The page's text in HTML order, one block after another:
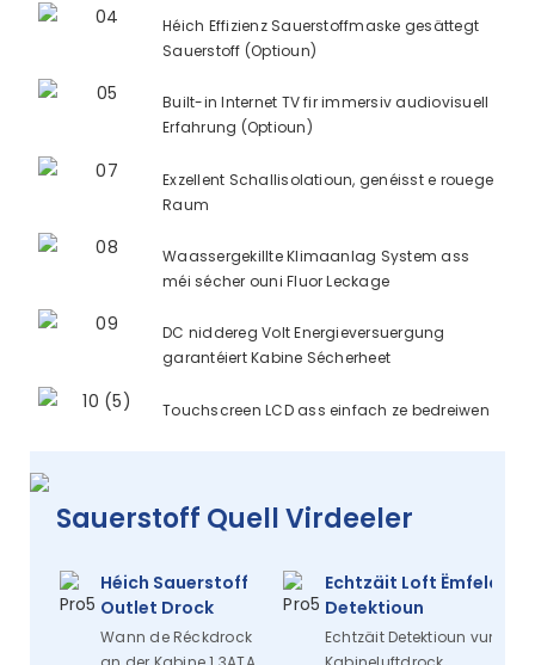
Héich Effizienz Sauerstoffmaske gesättegt
Sauerstoff (Optioun)
Built-in Internet TV fir immersiv audiovisuell
Erfahrung (Optioun)
Exzellent Schallisolatioun, genéisst e rouege
Raum
Waassergekillte Klimaanlag System ass
méi sécher ouni Fluor Leckage
DC niddereg Volt Energieversuergung
garantéiert Kabine Sécherheet
Touchscreen LCD ass einfach ze bedreiwen
Sauerstoff Quell Virdeeler
Héich Sauerstoff
Outlet Drock
Wann de Réckdrock
Echtzäit Loft Ëmfeld
Detektioun
Echtzäit Detektioun vum